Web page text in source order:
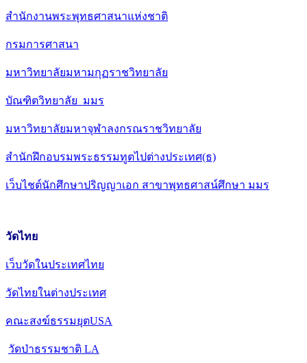
สำนักงานพระพุทธศาสนาแห่งชาติ
กรมการศาสนา
มหาวิทยาลัยมหามกุฏราชวิทยาลัย
บัณฑิตวิทยาลัย มมร
มหาวิทยาลัยมหาจุฬาลงกรณราชวิทยาลัย
สำนักฝึกอบรมพระธรรมทูตไปต่างประเทศ(ธ)
เว็บไชต์นักศึกษาปริญญาเอก สาขาพุทธศาสน์ศึกษา มมร
วัดไทย
เว็บวัดในประเทศไทย
วัดไทยในต่างประเทศ
คณะสงฆ์ธรรมยุตUSA
วัดป่าธรรมชาติ LA